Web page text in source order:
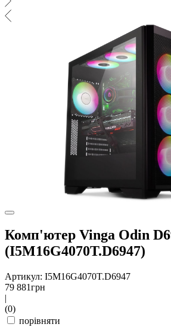
Комп'ютер Vinga Odin
(I5M16G4070T.D6947)
Артикул: I5M16G4070T.D6947
79 881грн
|
(0)
порівняти